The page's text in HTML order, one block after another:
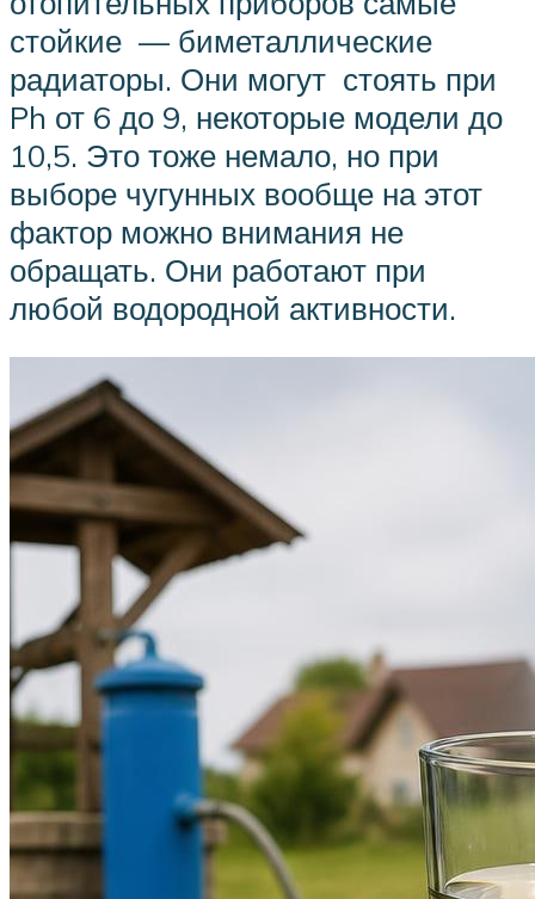
стойкие — биметаллические
радиаторы. Они могут стоять при
Ph от 6 до 9, некоторые модели до
10,5. Это тоже немало, но при
выборе чугунных вообще на этот
фактор можно внимания не
обращать. Они работают при
любой водородной активности.